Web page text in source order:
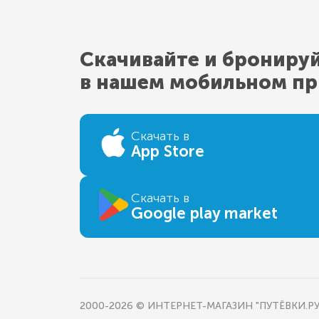
Скачивайте и
в нашем мобильном
Скачать в
App Store
Скачать в
Google play market
2000-2026 © ИНТЕРНЕТ-МАГАЗИН